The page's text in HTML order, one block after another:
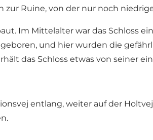
Ruine, von der nur noch
Im Mittelalter war das Schloss
und hier wurden die
das Schloss etwas von seiner
entlang, weiter auf der